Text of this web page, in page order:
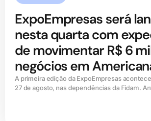
ExpoEmpresas será
nesta quarta com
de movimentar R$ 6
negócios em
A primeira edição da ExpoEmpresas
27 de agosto, nas dependências da Fidam.